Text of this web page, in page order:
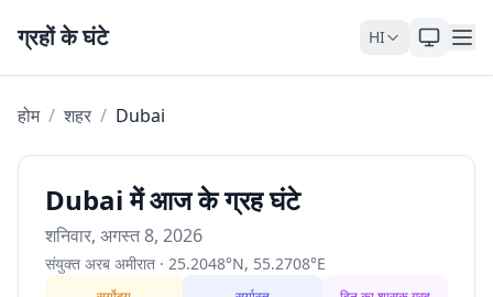
Skip to content
ग्रहों के घंटे HI
होम / शहर / Dubai
Dubai में आज के ग्रह घंटे
शनिवार, अगस्त 8, 2026
संयुक्त अरब अमीरात · 25.2048°N, 55.2708°E